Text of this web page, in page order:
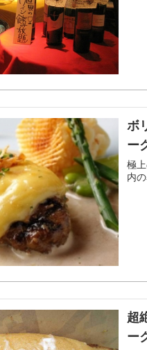
ボ
ー
極
内
超
ー